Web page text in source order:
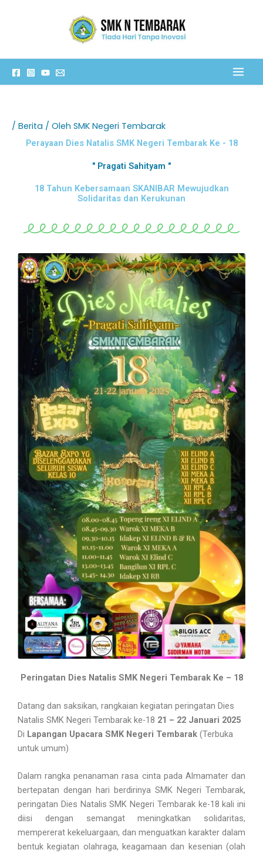
/ Berita / Oleh SMK Negeri Tembarak
Perayaan Dies Natalis SMK Negeri Tembarak Ke - 18
" Pragati Sahityam "
18 Tahun Kebersamaan SKANIBAR Mewujudkan
Solidaritas dan Kerukunan
Peringatan Dies Natalis SMK Negeri Tembarak Ke – 18
Datang dan saksikan, rangkaian kegiatan peringatan Dies
Natalis SMK Negeri Tembarak ke-18 21 – 22 Januari 2025
Di Lapangan Upacara SMK Negeri Tembarak (Terbuka
untuk umum)
Dalam rangka penanaman rasa cinta pada Almamater dan
bertepatan dengan hari berdirinya SMK Negeri Tembarak,
peringatan Dies Natalis SMK Negeri Tembarak ke-18 kali ini
diisi dengan semangat meningkatkan solidaritas,
mempererat kekeluargaan, dan menguatkan karakter dalam
bentuk kegiatan olahraga, keagamaan dan kesenian (olah
i